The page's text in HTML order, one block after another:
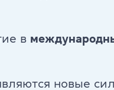
C2 Proficiency
в
новые